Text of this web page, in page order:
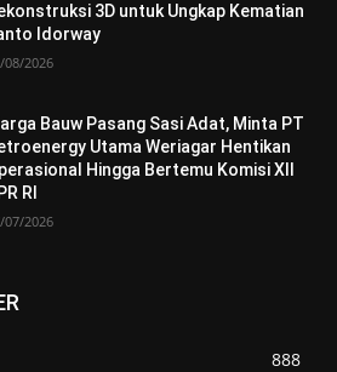
3D untuk Ungkap Kematian
Idorway
08/2026
Bauw Pasang Sasi Adat, Minta PT
Utama Weriagar Hentikan
Hingga Bertemu Komisi XII
RI
07/2026
888